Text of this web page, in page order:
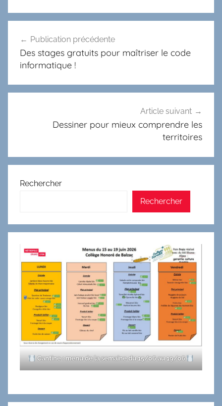
de
l’article
Publication précédente
Des stages gratuits pour maîtriser le code
informatique !
Article suivant
Dessiner pour mieux comprendre les
territoires
Rechercher
Rechercher
Cantine : menu de la semaine du 15/06 au 19/06